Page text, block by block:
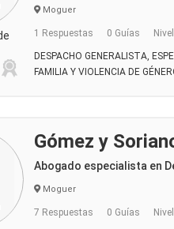
Moguer
1 Respuestas 0 Guías
DESPACHO GENERALISTA,
FAMILIA Y VIOLENCIA DE
Gómez y
Abogado especialista en
Moguer
7 Respuestas 0 Guías